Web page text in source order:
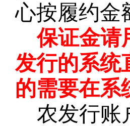
心按履约金
保证金请
发行的系统
的需要在系
农发行账